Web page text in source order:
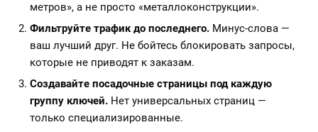
метров», а не просто «металлоконструкции».
Фильтруйте трафик до последнего. Минус-слова —
ваш лучший друг. Не бойтесь блокировать запросы,
которые не приводят к заказам.
Создавайте посадочные страницы под каждую
группу ключей. Нет универсальных страниц —
только специализированные.